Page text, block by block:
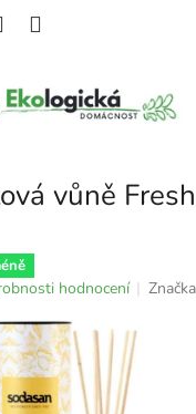
vůně
hodnocení